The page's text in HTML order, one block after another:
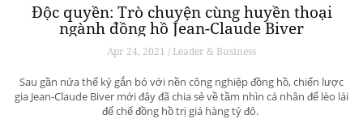
Độc quyền: Trò chuyện cùng huyền thoại
ngành đồng hồ Jean-Claude Biver
Apr 24, 2021 / Leader & Business
Sau gần nửa thế kỷ gắn bó với nền công nghiệp đồng hồ, chiến lược
gia Jean-Claude Biver mới đây đã chia sẻ về tầm nhìn cá nhân để lèo lái
đế chế đồng hồ trị giá hàng tỷ đô.